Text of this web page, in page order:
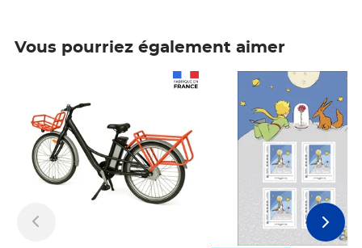
Vous pourriez également aimer
Prix 7,50€